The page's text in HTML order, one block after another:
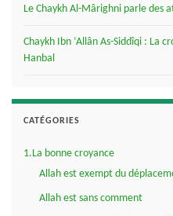
Le Chaykh Al-Mârighni parle des
Chaykh Ibn ‘Allân As-Siddîqi : La
Hanbal
CATÉGORIES
1.La bonne croyance
Allah est exempt du
Allah est sans comment